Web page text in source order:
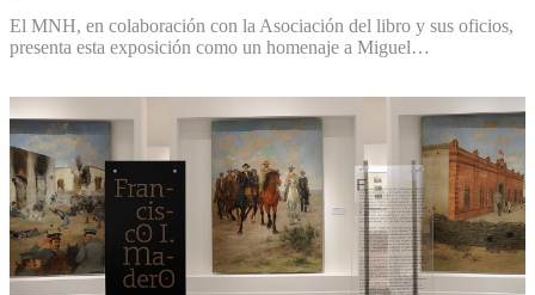
El MNH, en colaboración con la Asociación del libro y sus oficios,
presenta esta exposición como un homenaje a Miguel…